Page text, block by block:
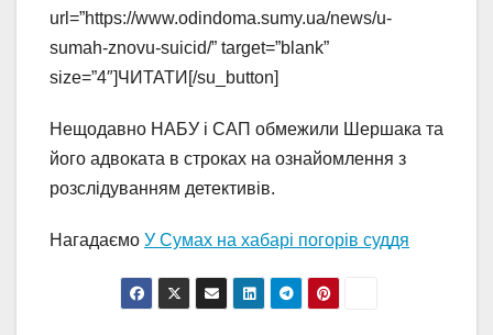
url=”https://www.odindoma.sumy.ua/news/u-
sumah-znovu-suicid/” target=”blank”
size=”4″]ЧИТАТИ[/su_button]
Нещодавно НАБУ і САП обмежили Шершака та
його адвоката в строках на ознайомлення з
розслідуванням детективів.
Нагадаємо У Сумах на хабарі погорів суддя